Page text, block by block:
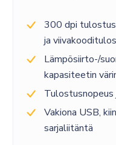
300 dpi
ja
Lämpösiirto-/
kapasiteetin
Vakiona USB,
sarjaliitäntä